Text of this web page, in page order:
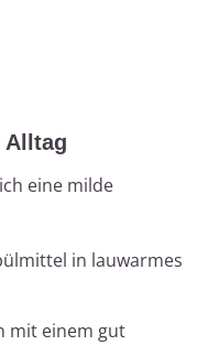
Alltag
eine milde
in lauwarmes
mit einem gut